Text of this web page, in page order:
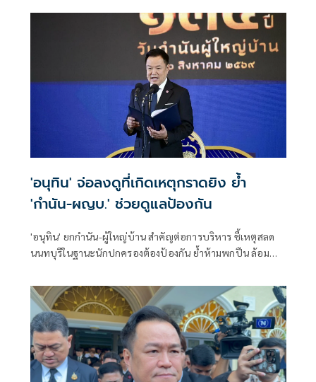
แข็งแรง
'อนุทิน' จ่อลงดูที่เกิดเหตุกราดยิง ย้ำ
'กำนัน-ผญบ.' ช่วยดูแลป้องกัน
'อนุทิน' ยกกำนัน-ผู้ใหญ่บ้าน สำคัญต่อการบริหาร ชี้เหตุสลด
นนทบุรีในฐานะนักปกครองต้องป้องกัน ย้ำห้ามพกปืน ล้อม
ที่เกิดเหตุ